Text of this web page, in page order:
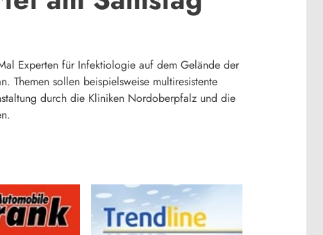
Experten für Infektiologie auf dem Gelände der
Themen sollen beispielsweise multiresistente
durch die Kliniken Nordoberpfalz und die